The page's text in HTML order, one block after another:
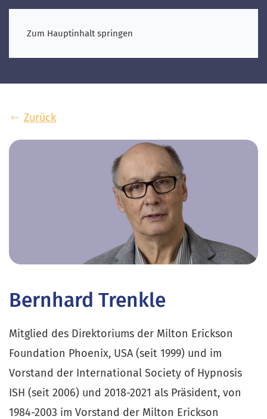
Zum Hauptinhalt springen
Zurück
Bernhard Trenkle
Mitglied des Direktoriums der Milton Erickson
Foundation Phoenix, USA (seit 1999) und im
Vorstand der International Society of Hypnosis
ISH (seit 2006) und 2018-2021 als Präsident, von
1984-2003 im Vorstand der Milton Erickson